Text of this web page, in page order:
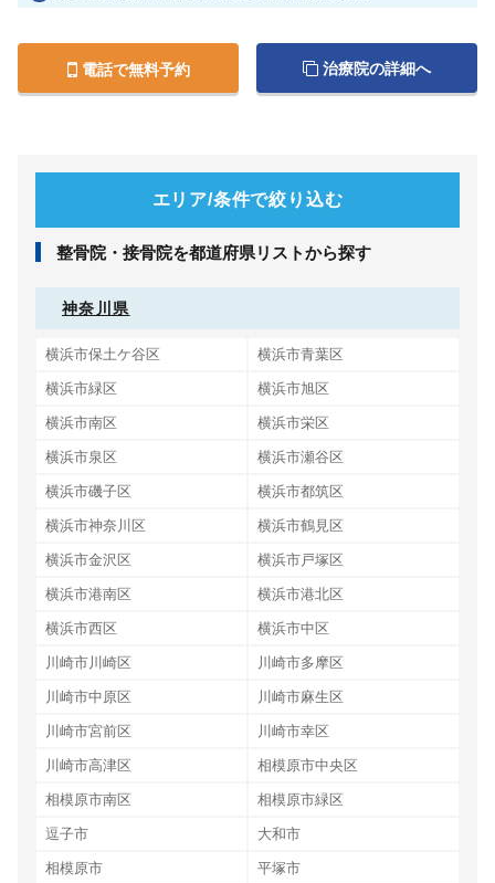
電話で無料予約 治療院の詳細へ
エリア/条件で絞り込む
整⾻院・接⾻院を都道府県リストから探す
神奈川県
横浜市保土ケ谷区 横浜市青葉区
横浜市緑区 横浜市旭区
横浜市南区 横浜市栄区
横浜市泉区 横浜市瀬谷区
横浜市磯子区 横浜市都筑区
横浜市神奈川区 横浜市鶴見区
横浜市金沢区 横浜市戸塚区
横浜市港南区 横浜市港北区
横浜市西区 横浜市中区
川崎市川崎区 川崎市多摩区
川崎市中原区 川崎市麻生区
川崎市宮前区 川崎市幸区
川崎市高津区 相模原市中央区
相模原市南区 相模原市緑区
逗子市 大和市
相模原市 平塚市